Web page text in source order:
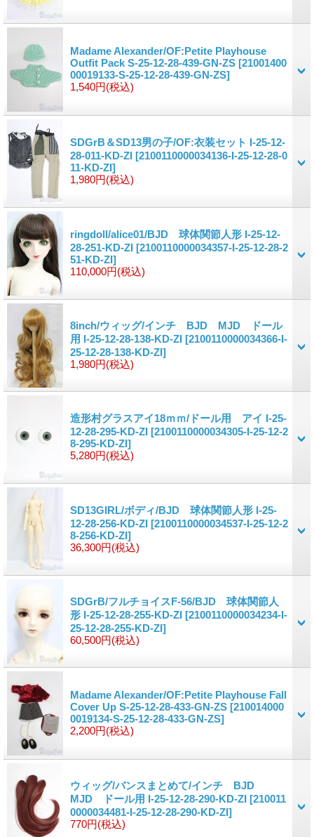
Madame Alexander/OF:Petite Playhouse
Outfit Pack S-25-12-28-439-GN-ZS [21001400
00019133-S-25-12-28-439-GN-ZS]
1,540円(税込)
SDGrB＆SD13男の子/OF:衣装セット I-25-12-
28-011-KD-ZI [2100110000034136-I-25-12-28-0
11-KD-ZI]
1,980円(税込)
ringdoll/alice01/BJD 球体関節人形 I-25-12-
28-251-KD-ZI [2100110000034357-I-25-12-28-2
51-KD-ZI]
110,000円(税込)
8inch/ウィッグ/インチ BJD MJD ドール
用 I-25-12-28-138-KD-ZI [2100110000034366-I-
25-12-28-138-KD-ZI]
1,980円(税込)
造形村グラスアイ18ｍｍ/ドール用 アイ I-25-
12-28-295-KD-ZI [2100110000034305-I-25-12-2
8-295-KD-ZI]
5,280円(税込)
SD13GIRL/ボディ/BJD 球体関節人形 I-25-
12-28-256-KD-ZI [2100110000034537-I-25-12-2
8-256-KD-ZI]
36,300円(税込)
SDGrB/フルチョイスF-56/BJD 球体関節人
形 I-25-12-28-255-KD-ZI [2100110000034234-I-
25-12-28-255-KD-ZI]
60,500円(税込)
Madame Alexander/OF:Petite Playhouse Fall
Cover Up S-25-12-28-433-GN-ZS [210014000
0019134-S-25-12-28-433-GN-ZS]
2,200円(税込)
ウィッグ/バンスまとめて/インチ BJD
MJD ドール用 I-25-12-28-290-KD-ZI [210011
0000034481-I-25-12-28-290-KD-ZI]
770円(税込)